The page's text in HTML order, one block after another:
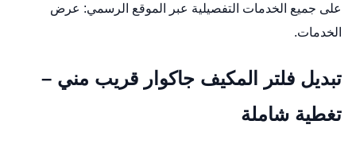
على جميع الخدمات التفصيلية عبر الموقع الرسمي: عرض
الخدمات.
تبديل فلتر المكيف جاكوار قريب مني –
تغطية شاملة